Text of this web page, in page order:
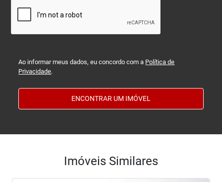
Ao informar meus dados, eu concordo com a Política de
Privacidade.
ENCONTRAR UM IMÓVEL
Imóveis Similares